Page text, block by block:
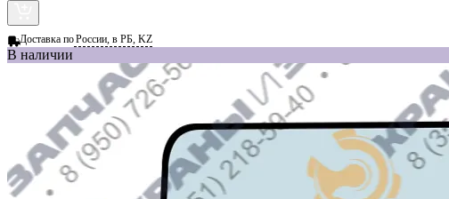
Доставка поРоссии, в РБ, KZ
В наличии